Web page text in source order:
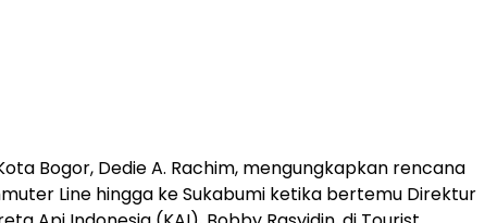
Bogor, Dedie A. Rachim, mengungkapkan rencana
Line hingga ke Sukabumi ketika bertemu Direktur